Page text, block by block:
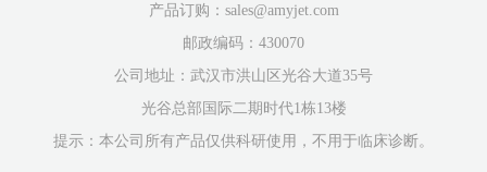
产品订购：sales@amyjet.com
邮政编码：430070
公司地址：武汉市洪山区光谷大道35号
光谷总部国际二期时代1栋13楼
提示：本公司所有产品仅供科研使用，不用于临床诊断。